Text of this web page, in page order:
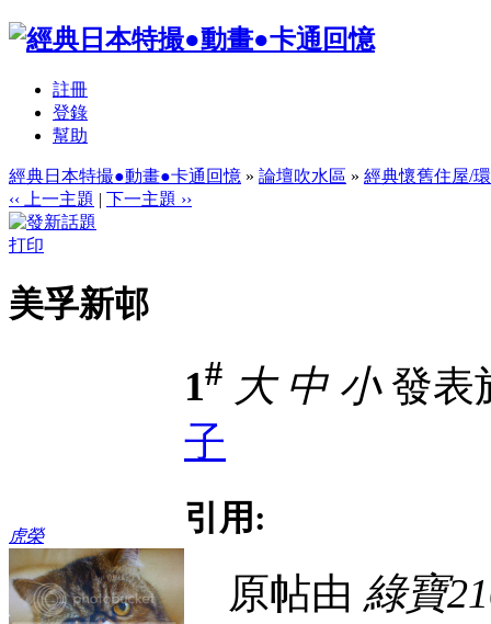
註冊
登錄
幫助
經典日本特撮●動畫●卡通回憶 » 論壇吹水區 » 經典懷舊住屋/
‹‹ 上一主題 | 下一主題 ››
打印
美孚新邨
虎榮
1# 大 中 小發表
子
引用:
原帖由 綠寶